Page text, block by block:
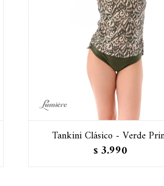
Tankini Clásico - Verde
$ 3.990